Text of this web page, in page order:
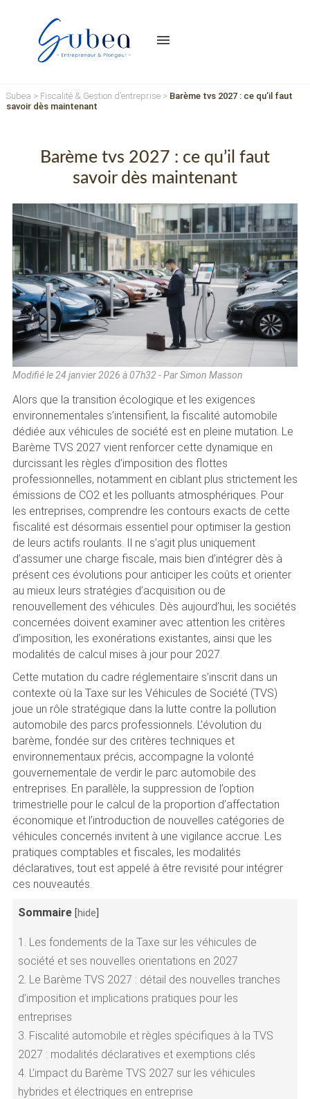
menu
Subea > Fiscalité & Gestion d’entreprise> Barème tvs 2027 : ce qu’il faut
savoir dès maintenant
Barème tvs 2027 : ce qu’il faut
savoir dès maintenant
Modifié le24 janvier 2026 à 07h32 - Par Simon Masson
Alors que la transition écologique et les exigences
environnementales s’intensifient, la fiscalité automobile
dédiée aux véhicules de société est en pleine mutation. Le
Barème TVS 2027 vient renforcer cette dynamique en
durcissant les règles d’imposition des flottes
professionnelles, notamment en ciblant plus strictement les
émissions de CO2 et les polluants atmosphériques. Pour
les entreprises, comprendre les contours exacts de cette
fiscalité est désormais essentiel pour optimiser la gestion
de leurs actifs roulants. Il ne s’agit plus uniquement
d’assumer une charge fiscale, mais bien d’intégrer dès à
présent ces évolutions pour anticiper les coûts et orienter
au mieux leurs stratégies d’acquisition ou de
renouvellement des véhicules. Dès aujourd’hui, les sociétés
concernées doivent examiner avec attention les critères
d’imposition, les exonérations existantes, ainsi que les
modalités de calcul mises à jour pour 2027.
Cette mutation du cadre réglementaire s’inscrit dans un
contexte où la Taxe sur les Véhicules de Société (TVS)
joue un rôle stratégique dans la lutte contre la pollution
automobile des parcs professionnels. L’évolution du
barème, fondée sur des critères techniques et
environnementaux précis, accompagne la volonté
gouvernementale de verdir le parc automobile des
entreprises. En parallèle, la suppression de l’option
trimestrielle pour le calcul de la proportion d’affectation
économique et l’introduction de nouvelles catégories de
véhicules concernés invitent à une vigilance accrue. Les
pratiques comptables et fiscales, les modalités
déclaratives, tout est appelé à être revisité pour intégrer
ces nouveautés.
Sommaire hide
1. Les fondements de la Taxe sur les véhicules de
société et ses nouvelles orientations en 2027
2. Le Barème TVS 2027 : détail des nouvelles tranches
d’imposition et implications pratiques pour les
entreprises
3. Fiscalité automobile et règles spécifiques à la TVS
2027 : modalités déclaratives et exemptions clés
4. L’impact du Barème TVS 2027 sur les véhicules
hybrides et électriques en entreprise